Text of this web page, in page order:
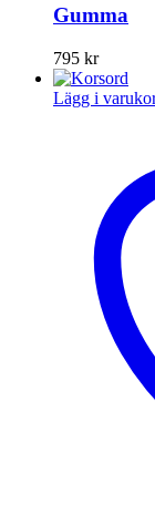
Gumma
795 kr
Lägg i